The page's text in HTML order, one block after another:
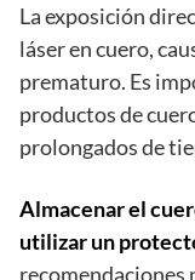
La exposición
láser en cuero,
prematuro. Es
productos de
prolongados de
Almacenar el
utilizar un
recomendaciones